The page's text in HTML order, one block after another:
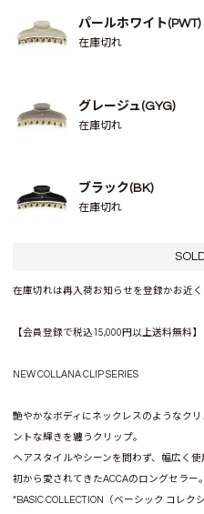
パールホワイト(PWT)
在庫切れ
グレージュ(GYG)
在庫切れ
ブラック(BK)
在庫切れ
在庫切れは再入荷お知らせを登録かお近く
【会員登録で税込15,000円以上送料無料】
NEW COLLANA CLIP SERIES
艶やかなボディにネックレスのようなク
ントな輝きを纏うクリップ。
ヘアスタイルやシーンを問わず、幅広く
初から愛されてきたACCAのロングセラー。
“BASIC COLLECTION（ベーシック コレ